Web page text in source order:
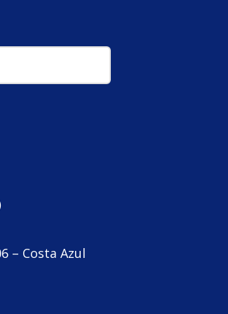
– Costa Azul